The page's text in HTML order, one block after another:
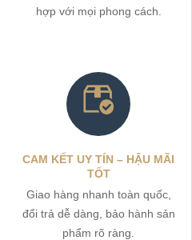
hợp với mọi phong cách.
CAM KẾT UY TÍN – HẬU MÃI
TỐT
Giao hàng nhanh toàn quốc,
đổi trả dễ dàng, bảo hành sản
phẩm rõ ràng.